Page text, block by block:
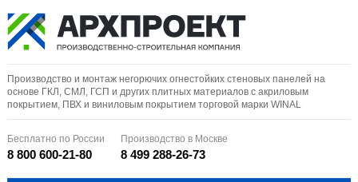
Производство и монтаж негорючих огнестойких стеновых панелей на
основе ГКЛ, СМЛ, ГСП и других плитных материалов с акриловым
покрытием, ПВХ и виниловым покрытием торговой марки WINAL
Бесплатно по России
8 800 600-21-80
Производство в Москве
8 499 288-26-73